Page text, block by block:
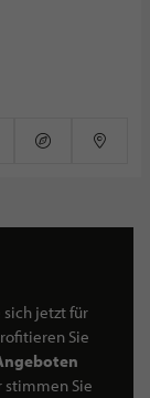
sich jetzt für
Sie
Sie